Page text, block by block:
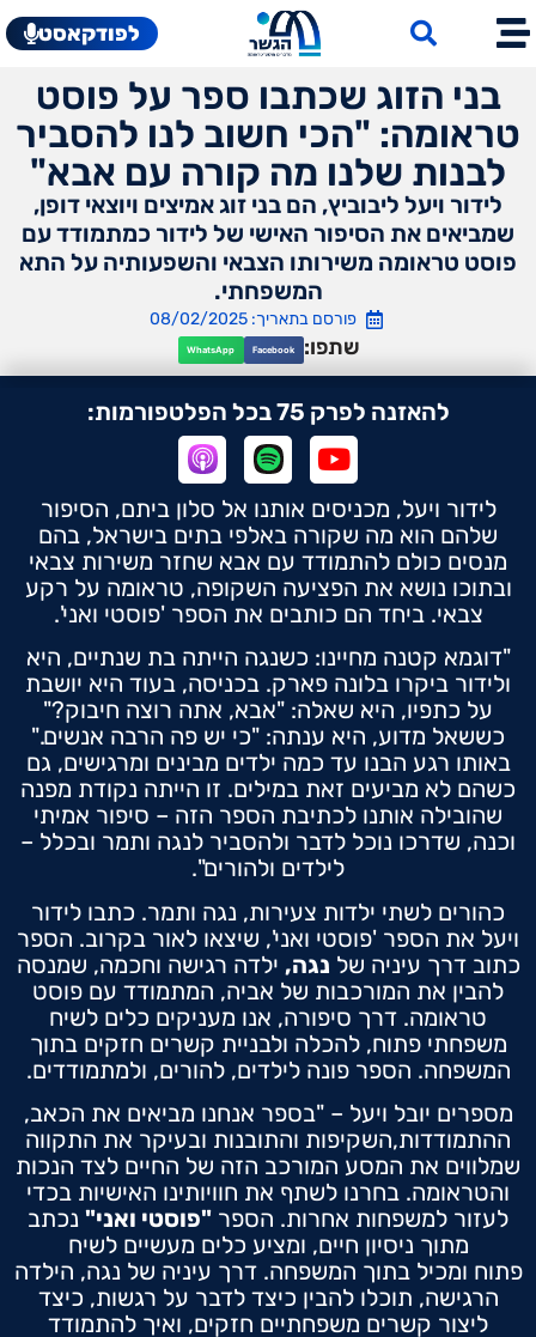
לפודקאסט
בני הזוג שכתבו ספר על פוסט
טראומה: "הכי חשוב לנו להסביר
לבנות שלנו מה קורה עם אבא"
לידור ויעל ליבוביץ, הם בני זוג אמיצים ויוצאי דופן,
שמביאים את הסיפור האישי של לידור כמתמודד עם
פוסט טראומה משירותו הצבאי והשפעותיה על התא
המשפחתי.
פורסם בתאריך: 08/02/2025
שתפו: Facebook
WhatsApp
להאזנה לפרק 75 בכל הפלטפורמות:
לידור ויעל, מכניסים אותנו אל סלון ביתם, הסיפור
שלהם הוא מה שקורה באלפי בתים בישראל, בהם
מנסים כולם להתמודד עם אבא שחזר משירות צבאי
ובתוכו נושא את הפציעה השקופה, טראומה על רקע
צבאי. ביחד הם כותבים את הספר 'פוסטי ואני'.
"דוגמא קטנה מחיינו: כשנגה הייתה בת שנתיים, היא
ולידור ביקרו בלונה פארק. בכניסה, בעוד היא יושבת
על כתפיו, היא שאלה: "אבא, אתה רוצה חיבוק?"
כששאל מדוע, היא ענתה: "כי יש פה הרבה אנשים."
באותו רגע הבנו עד כמה ילדים מבינים ומרגישים, גם
כשהם לא מביעים זאת במילים. זו הייתה נקודת מפנה
שהובילה אותנו לכתיבת הספר הזה – סיפור אמיתי
וכנה, שדרכו נוכל לדבר ולהסביר לנגה ותמר ובכלל –
לילדים ולהורים".
כהורים לשתי ילדות צעירות, נגה ותמר. כתבו לידור
ויעל את הספר 'פוסטי ואני', שיצאו לאור בקרוב. הספר
כתוב דרך עיניה של נגה, ילדה רגישה וחכמה, שמנסה
להבין את המורכבות של אביה, המתמודד עם פוסט
טראומה. דרך סיפורה, אנו מעניקים כלים לשיח
משפחתי פתוח, להכלה ולבניית קשרים חזקים בתוך
המשפחה. הספר פונה לילדים, להורים, ולמתמודדים.
מספרים יובל ויעל – "בספר אנחנו מביאים את הכאב,
ההתמודדות,השקיפות והתובנות ובעיקר את התקווה
שמלווים את המסע המורכב הזה של החיים לצד הנכות
והטראומה. בחרנו לשתף את חוויותינו האישיות בכדי
לעזור למשפחות אחרות. הספר "פוסטי ואני" נכתב
מתוך ניסיון חיים, ומציע כלים מעשיים לשיח
פתוח ומכיל בתוך המשפחה. דרך עיניה של נגה, הילדה
הרגישה, תוכלו להבין כיצד לדבר על רגשות, כיצד
ליצור קשרים משפחתיים חזקים, ואיך להתמודד